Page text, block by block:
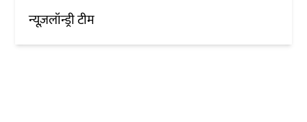
न्यूज़लॉन्ड्री टीम